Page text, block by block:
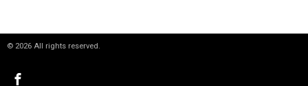
© 2026 All rights reserved.